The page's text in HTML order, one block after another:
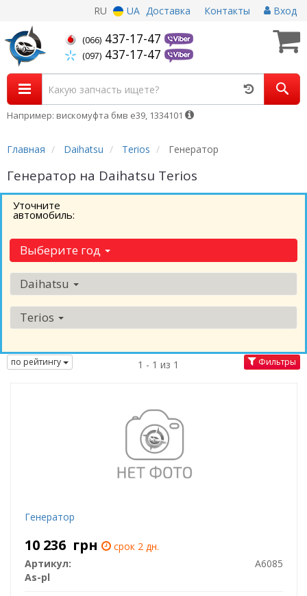
RU UA Доставка Контакты Вход
(066) 437-17-47
(097) 437-17-47
Например: вискомуфта бмв е39, 1334101
Главная Daihatsu Terios Генератор
Генератор на Daihatsu Terios
Уточните
автомобиль:
Выберите год
Daihatsu
Terios
по рейтингу 1 - 1 из 1 Фильтры
Генератор
10 236 грн
срок 2 дн.
Артикул:
A6085
As-pl